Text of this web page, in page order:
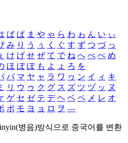
ば ぱ ま や ゃ ら わ ゎ ん い ぃ
み り う ぅ く ぐ す ず つ づ っ
け げ せ ぜ て で ね へ べ ぺ め
ほ ぼ ぽ も よ ょ ろ を
パ マ ヤ ャ ラ ワ ヮ ン イ ィ キ
リ ウ ゥ ク グ ス ズ ツ ヅ ッ ヌ
ゲ セ ゼ テ デ ヘ ベ ペ メ レ オ
ポ モ ヨ ョ ロ ヲ ―
병음)방식으로 중국어를 변환